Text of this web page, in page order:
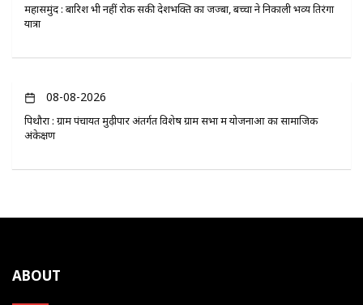
महासमुंद : बारिश भी नहीं रोक सकी देशभक्ति का जज्बा, बच्चों ने निकाली भव्य तिरंगा
यात्रा
08-08-2026
पिथौरा : ग्राम पंचायत मुढ़ीपार अंतर्गत विशेष ग्राम सभा में योजनाओं का सामाजिक
अंकेक्षण
ABOUT